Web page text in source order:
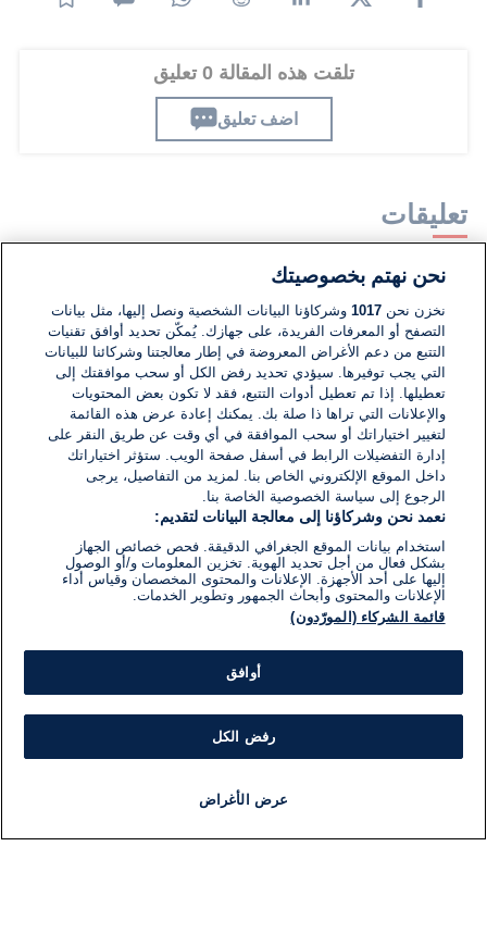
تلقت هذه المقالة 0 تعليق
اضف تعليق
تعليقات
لا توجد تعليقات مكتوبة حتى الآن. كن الأول!
اكتب تعليقًا جديدًا ...
نحن نهتم بخصوصيتك
نخزن نحن1017 وشركاؤنا البيانات الشخصية ونصل إليها، مثل بيانات
التصفح أو المعرفات الفريدة، على جهازك. يُمكّن تحديد أوافق تقنيات
التتبع من دعم الأغراض المعروضة في إطار معالجتنا وشركائنا للبيانات
التي يجب توفيرها. سيؤدي تحديد رفض الكل أو سحب موافقتك إلى
تعطيلها. إذا تم تعطيل أدوات التتبع، فقد لا تكون بعض المحتويات
والإعلانات التي تراها ذا صلة بك. يمكنك إعادة عرض هذه القائمة
لتغيير اختياراتك أو سحب الموافقة في أي وقت عن طريق النقر على
إدارة التفضيلات الرابط في أسفل صفحة الويب. ستؤثر اختياراتك
داخل الموقع الإلكتروني الخاص بنا. لمزيد من التفاصيل، يرجى
الرجوع إلى سياسة الخصوصية الخاصة بنا.
نعمد نحن وشركاؤنا إلى معالجة البيانات لتقديم:
استخدام بيانات الموقع الجغرافي الدقيقة. فحص خصائص الجهاز
بشكل فعال من أجل تحديد الهوية. تخزين المعلومات و/أو الوصول
إليها على أحد الأجهزة. الإعلانات والمحتوى المخصصان وقياس أداء
الإعلانات والمحتوى وأبحاث الجمهور وتطوير الخدمات.
قائمة الشركاء (المورّدون)
أوافق
رفض الكل
عرض الأغراض